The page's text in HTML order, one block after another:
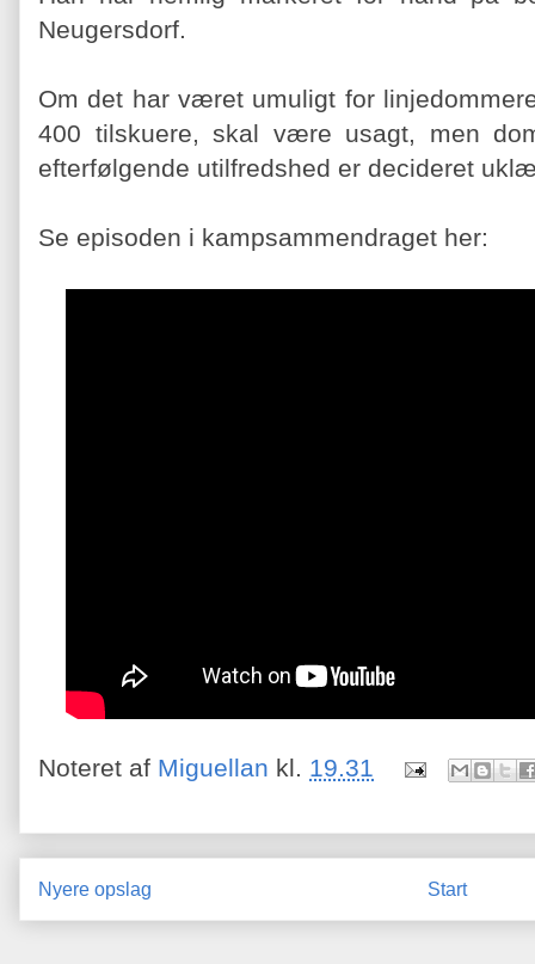
Neugersdorf.
Om det har været umuligt for
400 tilskuere, skal være usagt, men
efterfølgende utilfredshed er decideret
Se episoden i kampsammendraget her:
Noteret af Miguellan kl. 19.31
Nyere opslag Start